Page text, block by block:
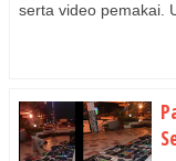
serta video pemakai.